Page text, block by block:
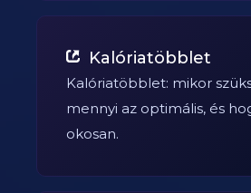
Kalóriatöbblet
Kalóriatöbblet: mikor
mennyi az optimális, és
okosan.